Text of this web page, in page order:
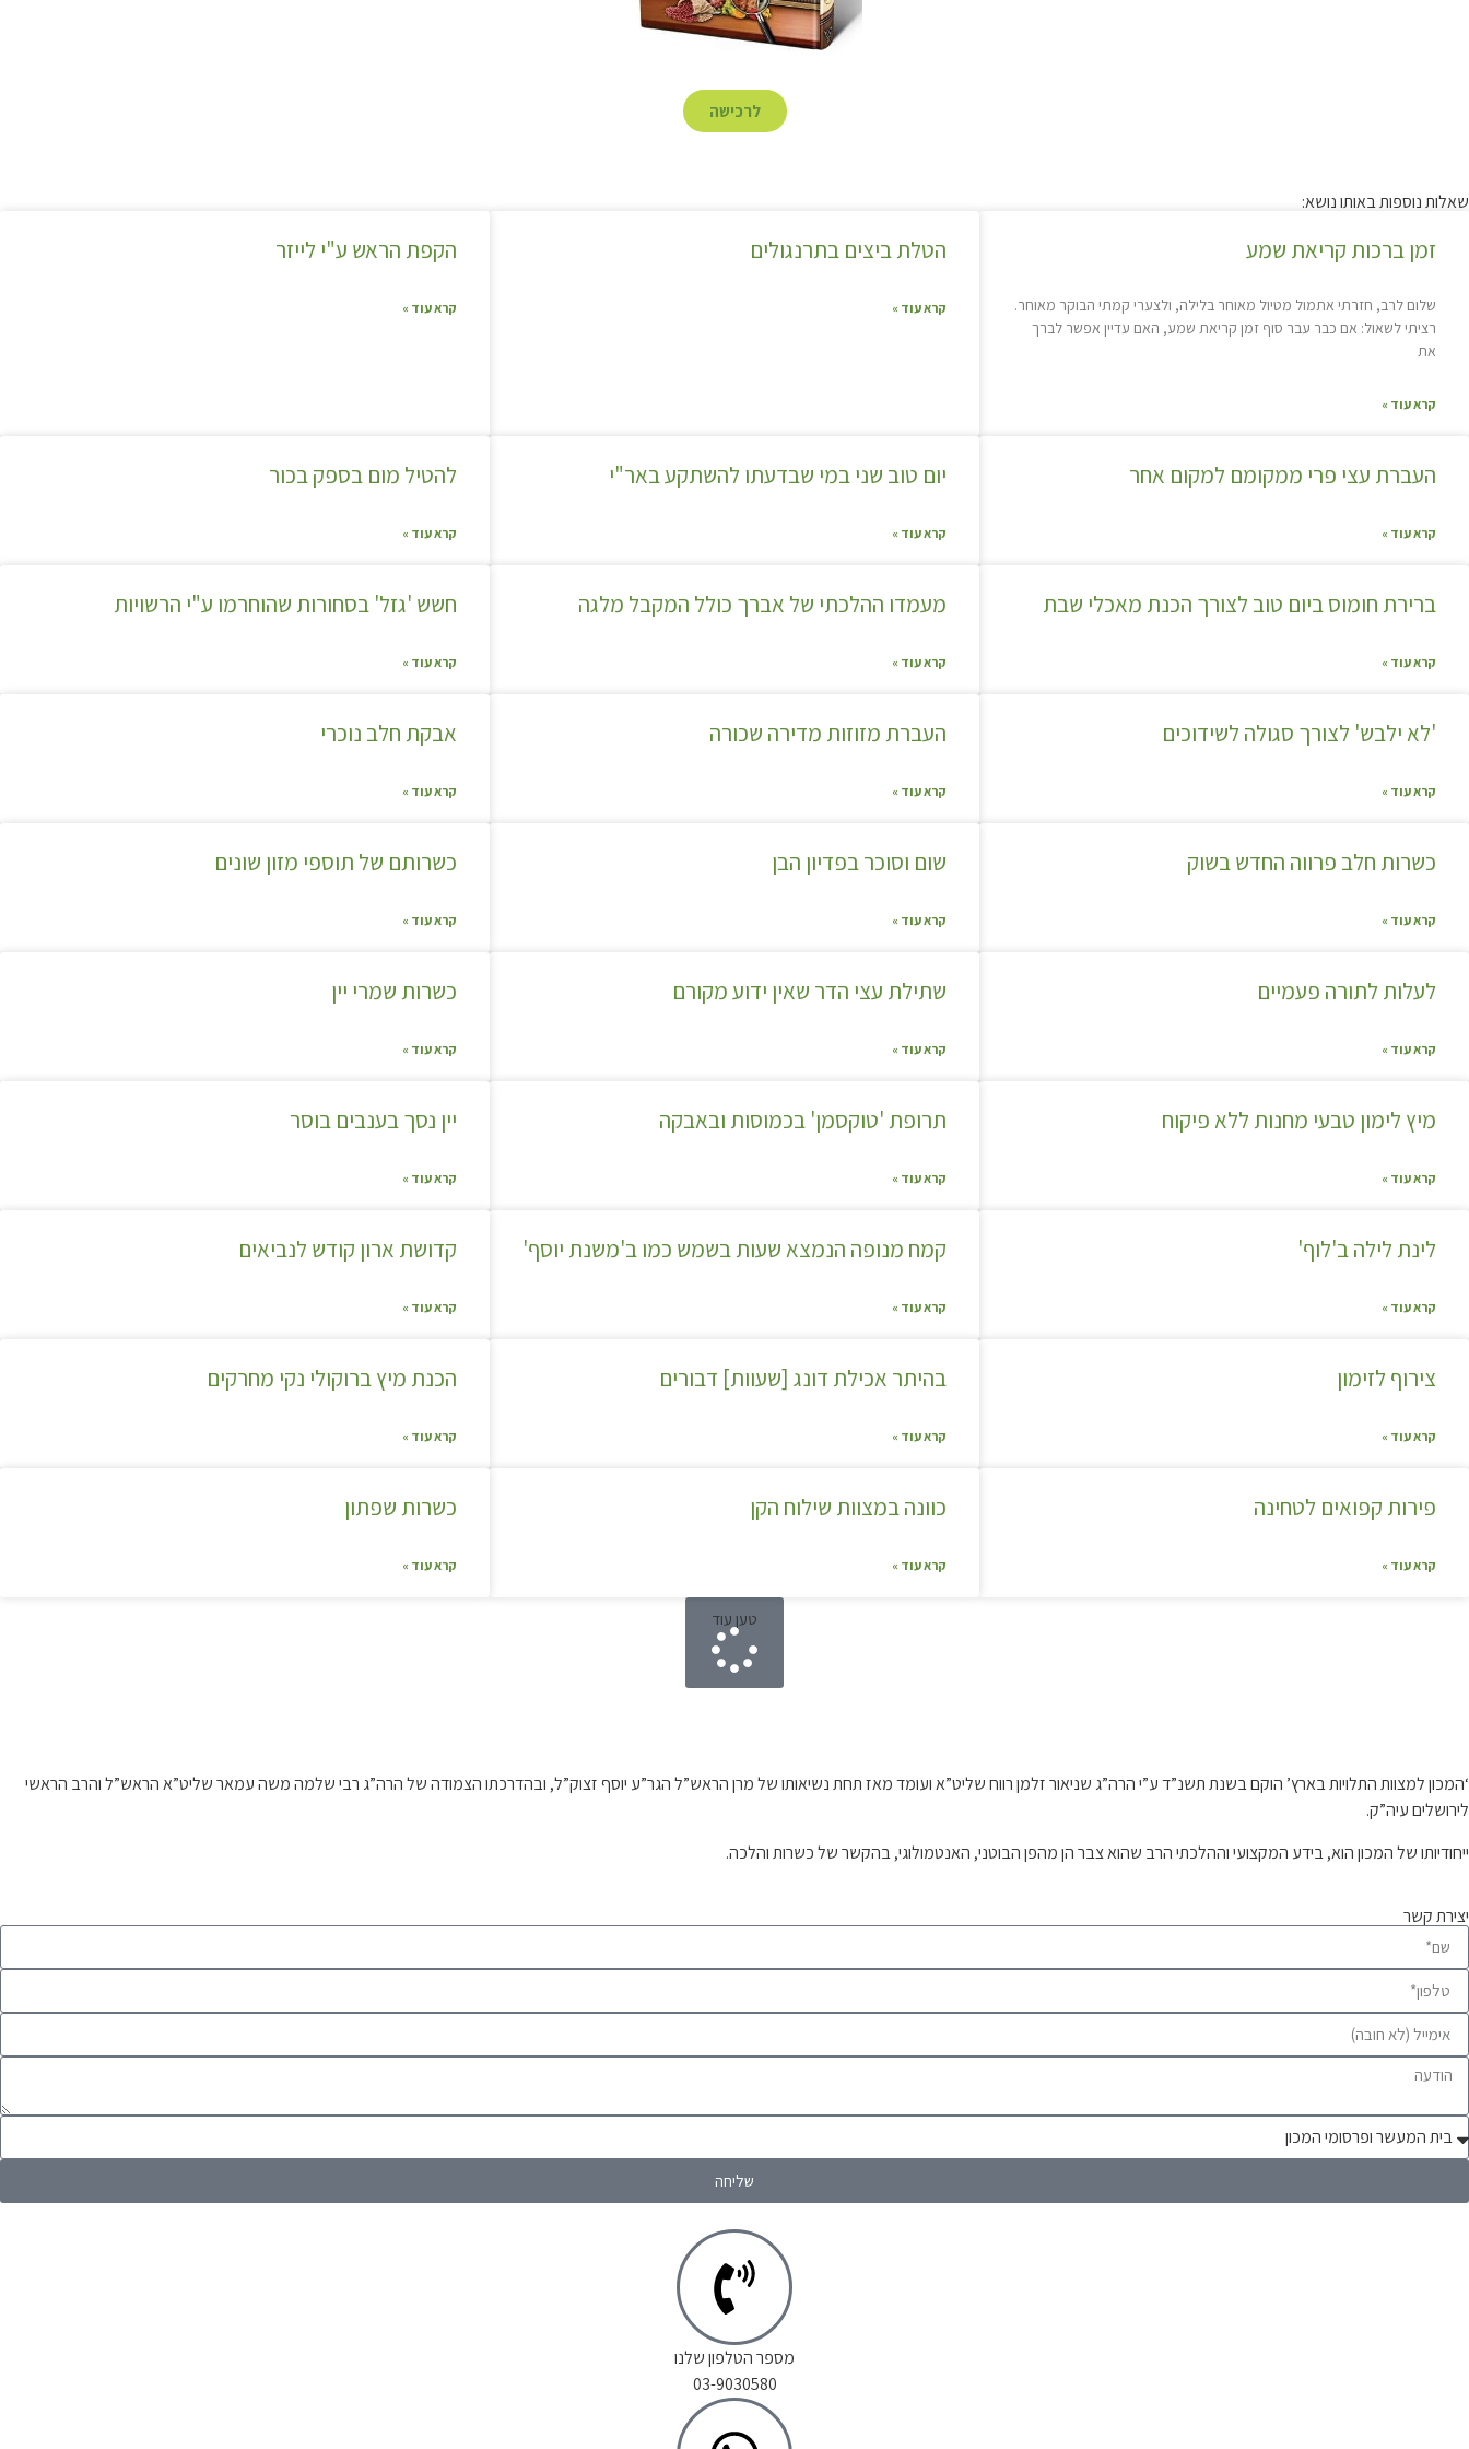
לרכישה
שאלות נוספות באותו נושא:
זמן ברכות קריאת שמע
שלום לרב, חזרתי אתמול מטיול מאוחר בלילה, ולצערי קמתי הבוקר מאוחר.
רציתי לשאול: אם כבר עבר סוף זמן קריאת שמע, האם עדיין אפשר לברך
את
קרא עוד »
הטלת ביצים בתרנגולים
קרא עוד »
הקפת הראש ע"י לייזר
קרא עוד »
העברת עצי פרי ממקומם למקום אחר
קרא עוד »
יום טוב שני במי שבדעתו להשתקע באר"י
קרא עוד »
להטיל מום בספק בכור
קרא עוד »
ברירת חומוס ביום טוב לצורך הכנת מאכלי שבת
קרא עוד »
מעמדו ההלכתי של אברך כולל המקבל מלגה
קרא עוד »
חשש 'גזל' בסחורות שהוחרמו ע"י הרשויות
קרא עוד »
'לא ילבש' לצורך סגולה לשידוכים
קרא עוד »
העברת מזוזות מדירה שכורה
קרא עוד »
אבקת חלב נוכרי
קרא עוד »
כשרות חלב פרווה החדש בשוק
קרא עוד »
שום וסוכר בפדיון הבן
קרא עוד »
כשרותם של תוספי מזון שונים
קרא עוד »
לעלות לתורה פעמיים
קרא עוד »
שתילת עצי הדר שאין ידוע מקורם
קרא עוד »
כשרות שמרי יין
קרא עוד »
מיץ לימון טבעי מחנות ללא פיקוח
קרא עוד »
תרופת 'טוקסמן' בכמוסות ובאבקה
קרא עוד »
יין נסך בענבים בוסר
קרא עוד »
לינת לילה ב'לוף'
קרא עוד »
קמח מנופה הנמצא שעות בשמש כמו ב'משנת יוסף'
קרא עוד »
קדושת ארון קודש לנביאים
קרא עוד »
צירוף לזימון
קרא עוד »
בהיתר אכילת דונג [שעוות] דבורים
קרא עוד »
הכנת מיץ ברוקולי נקי מחרקים
קרא עוד »
פירות קפואים לטחינה
קרא עוד »
כוונה במצוות שילוח הקן
קרא עוד »
כשרות שפתון
קרא עוד »
טען עוד
‘המכון למצוות התלויות בארץ’ הוקם בשנת תשנ”ד ע”י הרה”ג שניאור זלמן רווח שליט”א ועומד מאז תחת נשיאותו של מרן הראש”ל הגר”ע יוסף זצוק”ל, ובהדרכתו הצמודה של הרה”ג רבי שלמה משה עמאר שליט”א הראש”ל והרב הראשי
לירושלים עיה”ק.
ייחודיותו של המכון הוא, בידע המקצועי וההלכתי הרב שהוא צבר הן מהפן הבוטני, האנטמולוגי, בהקשר של כשרות והלכה.
יצירת קשר
שליחה
מספר הטלפון שלנו
03-9030580